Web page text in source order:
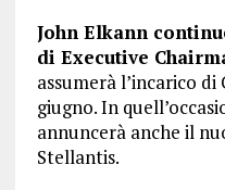
John Elkann
di Executive
assumerà l’incarico
giugno. In
annuncerà anche il
Stellantis.